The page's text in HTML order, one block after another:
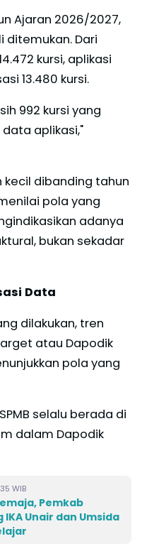
Ajaran 2026/2027,
ditemukan. Dari
kursi, aplikasi
13.480 kursi.
992 kursi yang
aplikasi,"
kecil dibanding tahun
pola yang
adanya
bukan sekadar
Data
dilakukan, tren
atau Dapodik
pola yang
selalu berada di
dalam Dapodik
WIB
Pemkab
Unair dan Umsida